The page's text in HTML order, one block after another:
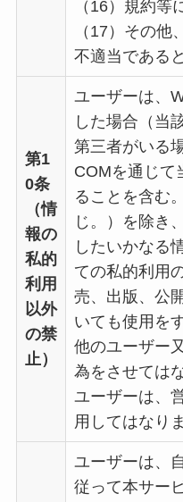
（16）規約等
（17）その他
不適当である
第1
0条
（情
報の
私的
利用
以外
の禁
止）
ユーザーは、
した場合（当
第三者がいる
COMを通じて
ることを含む
じ。）を除き
したいかなる
ての私的利用
売、出版、公
いても使用を
他のユーザー
為をさせては
ユーザーは、
用してはなり
ユーザーは、
従って本サー